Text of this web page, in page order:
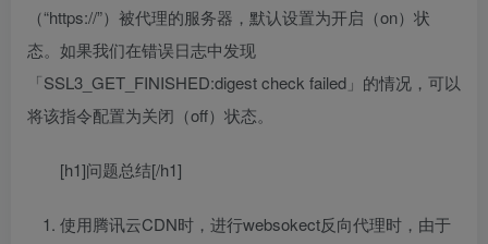
（“https://”）被代理的服务器，默认设置为开启（on）状
态。如果我们在错误日志中发现
「SSL3_GET_FINISHED:digest check failed」的情况，可以
将该指令配置为关闭（off）状态。
[h1]问题总结[/h1]
使用腾讯云CDN时，进行websokect反向代理时，由于